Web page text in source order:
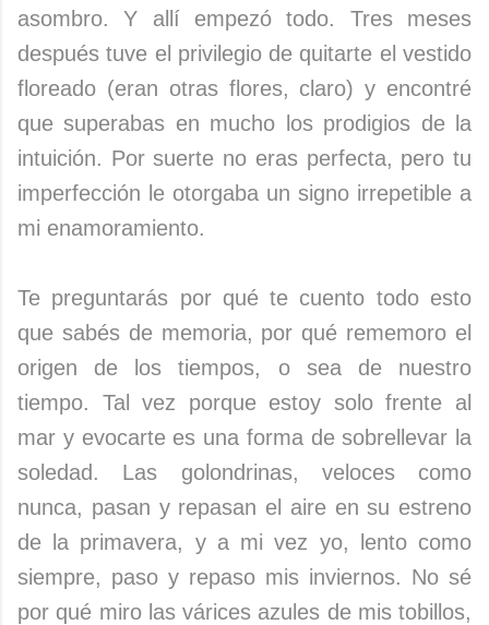
asombro. Y allí empezó todo. Tres meses
después tuve el privilegio de quitarte el vestido
floreado (eran otras flores, claro) y encontré
que superabas en mucho los prodigios de la
intuición. Por suerte no eras perfecta, pero tu
imperfección le otorgaba un signo irrepetible a
mi enamoramiento.
Te preguntarás por qué te cuento todo esto
que sabés de memoria, por qué rememoro el
origen de los tiempos, o sea de nuestro
tiempo. Tal vez porque estoy solo frente al
mar y evocarte es una forma de sobrellevar la
soledad. Las golondrinas, veloces como
nunca, pasan y repasan el aire en su estreno
de la primavera, y a mi vez yo, lento como
siempre, paso y repaso mis inviernos. No sé
por qué miro las várices azules de mis tobillos,